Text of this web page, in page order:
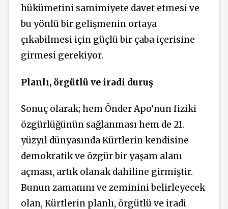
hükümetini samimiyete davet etmesi ve
bu yönlü bir gelişmenin ortaya
çıkabilmesi için güçlü bir çaba içerisine
girmesi gerekiyor.
Planlı, örgütlü ve iradi duruş
Sonuç olarak; hem Önder Apo’nun fiziki
özgürlüğünün sağlanması hem de 21.
yüzyıl dünyasında Kürtlerin kendisine
demokratik ve özgür bir yaşam alanı
açması, artık olanak dahiline girmiştir.
Bunun zamanını ve zeminini belirleyecek
olan, Kürtlerin planlı, örgütlü ve iradi